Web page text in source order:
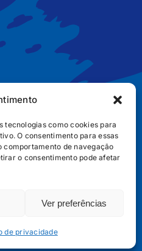
tecnologias como cookies para
O consentimento para essas
comportamento de navegação
o consentimento pode afetar
Ver preferências
de privacidade
POLÍTICA DE PRIVACIDADE